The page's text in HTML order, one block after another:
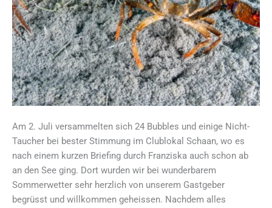
Am 2. Juli versammelten sich 24 Bubbles und einige Nicht-
Taucher bei bester Stimmung im Clublokal Schaan, wo es
nach einem kurzen Briefing durch Franziska auch schon ab
an den See ging. Dort wurden wir bei wunderbarem
Sommerwetter sehr herzlich von unserem Gastgeber
begrüsst und willkommen geheissen. Nachdem alles